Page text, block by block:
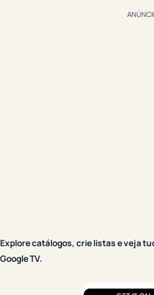
Explore catálogos, crie listas e veja
Google TV.